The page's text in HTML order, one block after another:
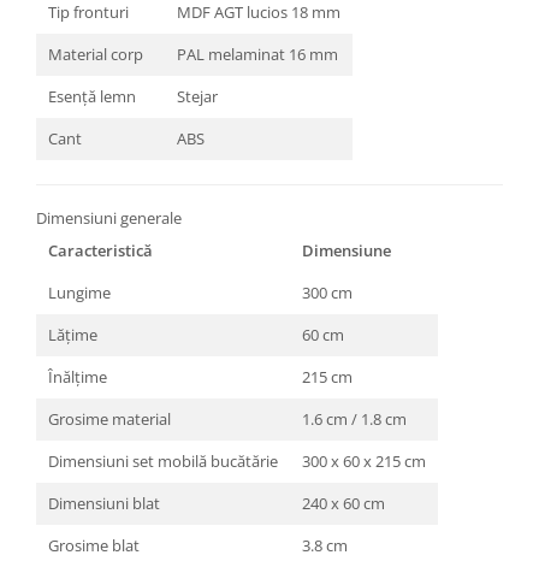
Tip fronturi
MDF AGT lucios 18 mm
Material corp
PAL melaminat 16 mm
Esență lemn
Stejar
Cant
ABS
Dimensiuni generale
Caracteristică
Dimensiune
Lungime
300 cm
Lățime
60 cm
Înălțime
215 cm
Grosime material
1.6 cm / 1.8 cm
Dimensiuni set mobilă bucătărie
300 x 60 x 215 cm
Dimensiuni blat
240 x 60 cm
Grosime blat
3.8 cm